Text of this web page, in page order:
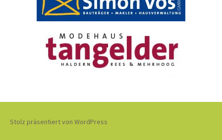
Stolz präsentiert von WordPress